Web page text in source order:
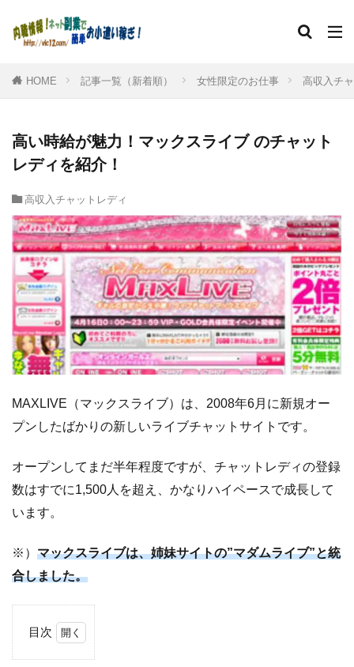
HOME 記事一覧（新着順） 女性限定のお仕事 高収入チ
高い時給が魅力！マックスライブ のチャット
レディを紹介！
高収入チャットレディ
MAXLIVE（マックスライブ）は、2008年6月に新規オー
プンしたばかりの新しいライブチャットサイトです。
オープンしてまだ半年程度ですが、チャットレディの登録
数はすでに1,500人を超え、かなりハイペースで成長して
います。
※） マックスライブは、姉妹サイトの”マダムライブ”と統
合しました。
目次